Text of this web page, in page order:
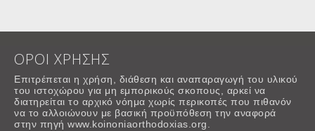
ΟΡΟΙ ΧΡΗΣΗΣ
Επιτρέπεται η χρήση, διάθεση και αναπαραγωγή του υλικού
του ιστοχώρου για μη εμπορικούς σκοπους, αρκεί να
διατηρείται το αρχικό νόημα χωρίς περικοπές που πιθανόν
να το αλλοιώνουν με βασική προϋπόθεση την αναφορά
στην πηγή www.koinoniaorthodoxias.org.